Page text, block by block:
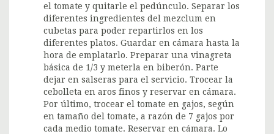
el tomate y quitarle el pedúnculo. Separar los
diferentes ingredientes del mezclum en
cubetas para poder repartirlos en los
diferentes platos. Guardar en cámara hasta la
hora de emplatarlo. Preparar una vinagreta
básica de 1/3 y meterla en biberón. Parte
dejar en salseras para el servicio. Trocear la
cebolleta en aros finos y reservar en cámara.
Por último, trocear el tomate en gajos, según
en tamaño del tomate, a razón de 7 gajos por
cada medio tomate. Reservar en cámara. Lo